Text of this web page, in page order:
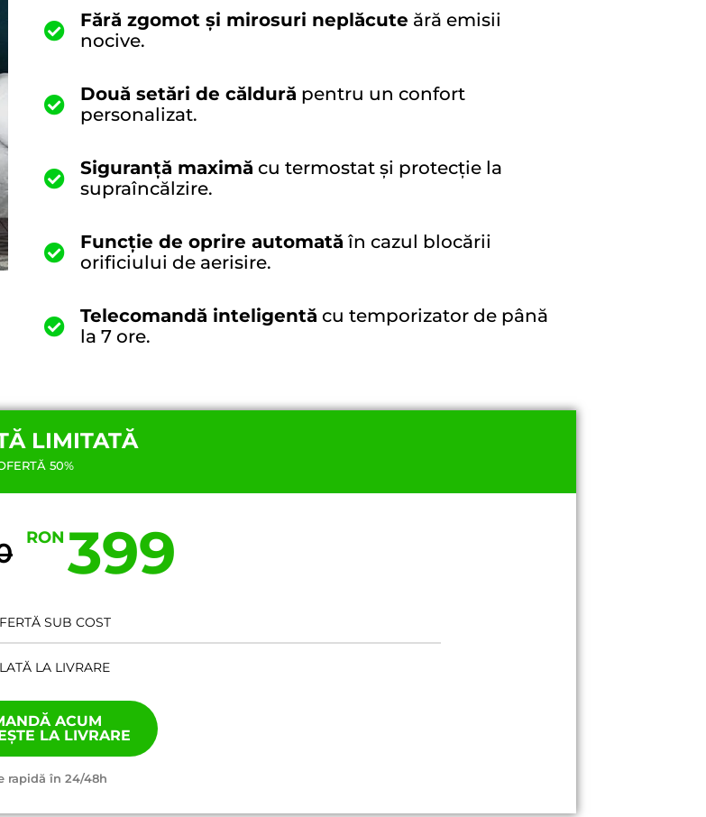
Fără zgomot și mirosuri neplăcute ără emisii
nocive.
Două setări de căldură pentru un confort
personalizat.
Siguranță maximă cu termostat și protecție la
supraîncălzire.
Funcție de oprire automată în cazul blocării
orificiului de aerisire.
Telecomandă inteligentă cu temporizator de până
la 7 ore.
LIMITATĂ
50%
RON 399
SUB COST
LA LIVRARE
ACUM
LA LIVRARE
rapidă în 24/48h